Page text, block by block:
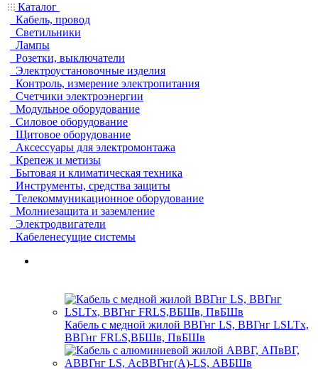
Каталог
Кабель, провод
Светильники
Лампы
Розетки, выключатели
Электроустановочные изделия
Контроль, измерение электропитания
Счетчики электроэнергии
Модульное оборудование
Силовое оборудование
Щитовое оборудование
Аксессуары для электромонтажа
Крепеж и метизы
Бытовая и климатическая техника
Инструменты, средства защиты
Телекоммуникационное оборудование
Молниезащита и заземление
Электродвигатели
Кабеленесущие системы
Кабель с медной жилой ВВГнг LS, ВВГнг LSLTx,
ВВГнг FRLS,ВБШв, ПвБШв